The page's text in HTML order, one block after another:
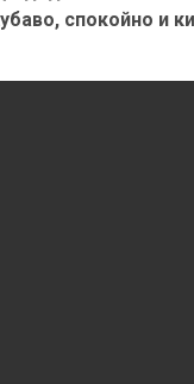
спокойно и